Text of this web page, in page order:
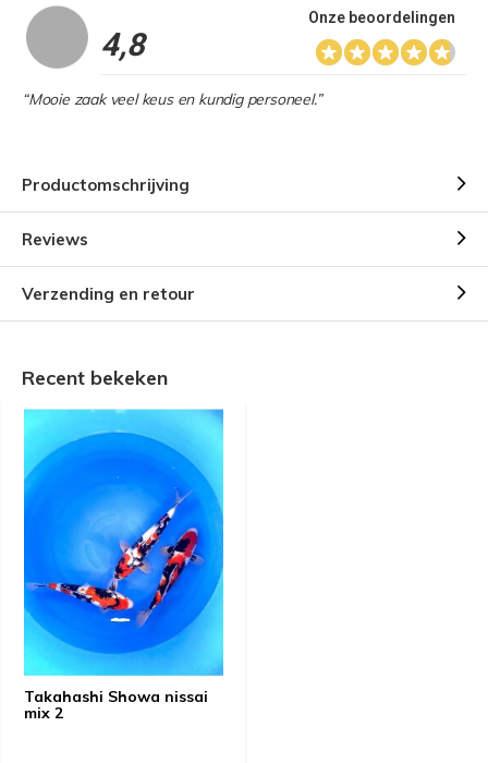
4,8
Onze beoordelingen
“Mooie zaak veel keus en kundig personeel.”
Productomschrijving
Reviews
Verzending en retour
Recent bekeken
Takahashi Showa nissai
mix 2